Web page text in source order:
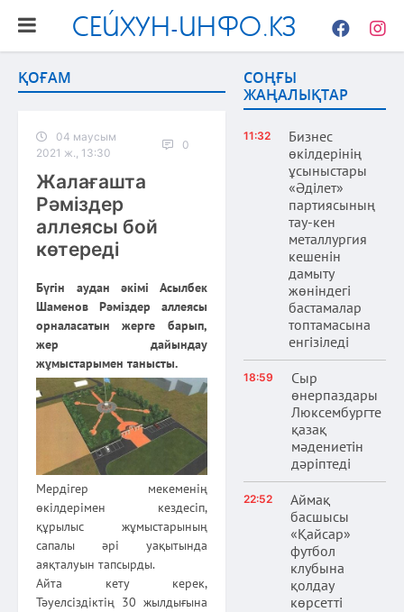
СЕЙХУН-ИНФО.КЗ
Facebook
ҚОҒАМ
04 маусым
2021 ж., 13:30
0
Жалағашта
Рәміздер
аллеясы бой
көтереді
Бүгін аудан әкімі Асылбек
Шаменов Рәміздер аллеясы
орналасатын жерге барып,
жер дайындау
жұмыстарымен танысты.
Мердігер мекеменің
өкілдерімен кездесіп,
құрылыс жұмыстарының
сапалы әрі уақытында
аяқталуын тапсырды.
Айта кету керек,
Тәуелсіздіктің 30 жылдығына
СОҢҒЫ
ЖАҢАЛЫҚТАР
11:32
Бизнес
өкілдерінің
ұсыныстары
«Әділет»
партиясының
тау-кен
металлургия
кешенін
дамыту
жөніндегі
бастамалар
топтамасына
енгізіледі
18:59
Сыр
өнерпаздары
Люксембургте
қазақ
мәдениетін
дәріптеді
22:52
Аймақ
басшысы
«Қайсар»
футбол
клубына
қолдау
көрсетті